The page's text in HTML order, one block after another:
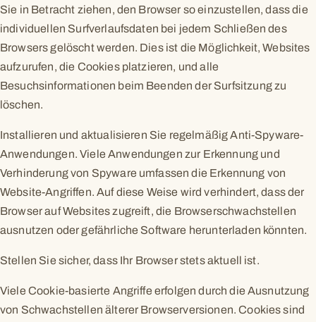
Sie in Betracht ziehen, den Browser so einzustellen, dass die
individuellen Surfverlaufsdaten bei jedem Schließen des
Browsers gelöscht werden. Dies ist die Möglichkeit, Websites
aufzurufen, die Cookies platzieren, und alle
Besuchsinformationen beim Beenden der Surfsitzung zu
löschen.
Installieren und aktualisieren Sie regelmäßig Anti-Spyware-
Anwendungen. Viele Anwendungen zur Erkennung und
Verhinderung von Spyware umfassen die Erkennung von
Website-Angriffen. Auf diese Weise wird verhindert, dass der
Browser auf Websites zugreift, die Browserschwachstellen
ausnutzen oder gefährliche Software herunterladen könnten.
Stellen Sie sicher, dass Ihr Browser stets aktuell ist.
Viele Cookie-basierte Angriffe erfolgen durch die Ausnutzung
von Schwachstellen älterer Browserversionen. Cookies sind